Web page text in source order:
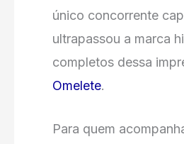
único concorrente
ultrapassou a marca
completos dessa
Omelete.
Para quem